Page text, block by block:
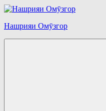
Перейти
содержимому
Нашрияи Омӯзгор